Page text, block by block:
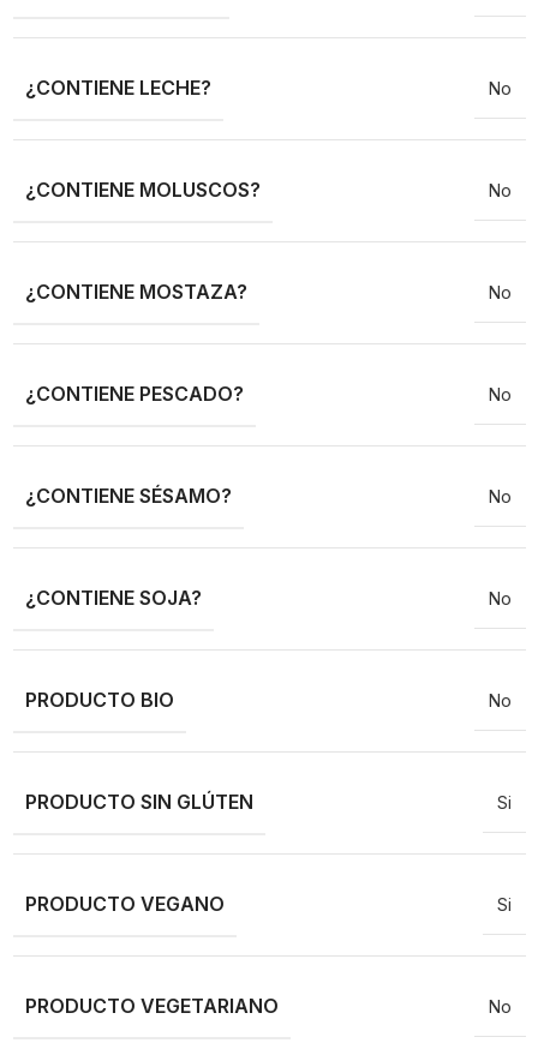
¿CONTIENE LECHE? No
¿CONTIENE MOLUSCOS? No
¿CONTIENE MOSTAZA? No
¿CONTIENE PESCADO? No
¿CONTIENE SÉSAMO? No
¿CONTIENE SOJA? No
PRODUCTO BIO No
PRODUCTO SIN GLÚTEN Si
PRODUCTO VEGANO Si
PRODUCTO VEGETARIANO No